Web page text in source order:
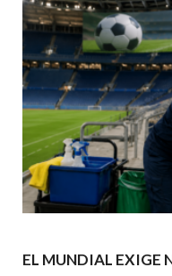
EL MUNDIAL EXIGE